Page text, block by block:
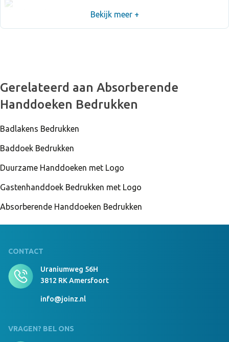
4211 Stuks Op Voorraad
Bekijk meer +
Gerelateerd aan Absorberende
Handdoeken Bedrukken
Badlakens Bedrukken
Baddoek Bedrukken
Duurzame Handdoeken met Logo
Gastenhanddoek Bedrukken met Logo
Absorberende Handdoeken Bedrukken
CONTACT
Uraniumweg 56H
3812 RK Amersfoort
info@joinz.nl
VRAGEN? BEL ONS